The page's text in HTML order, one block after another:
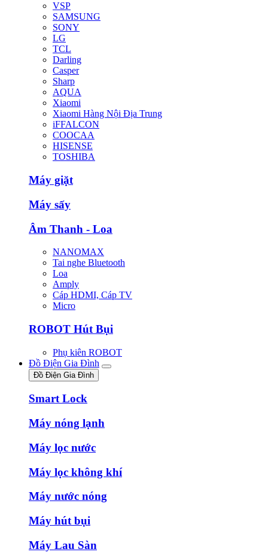
VSP
SAMSUNG
SONY
LG
TCL
Darling
Casper
Sharp
AQUA
Xiaomi
Xiaomi Hàng Nội Địa Trung
iFFALCON
COOCAA
HISENSE
TOSHIBA
Máy giặt
Máy sấy
Âm Thanh - Loa
NANOMAX
Tai nghe Bluetooth
Loa
Amply
Cáp HDMI, Cáp TV
Micro
ROBOT Hút Bụi
Phụ kiên ROBOT
Đồ Điện Gia Đình
Đồ Điện Gia Đình
Smart Lock
Máy nóng lạnh
Máy lọc nước
Máy lọc không khí
Máy nước nóng
Máy hút bụi
Máy Lau Sàn